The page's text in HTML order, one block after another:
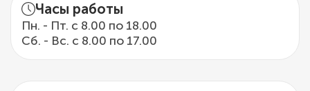
Часы работы
Пн. - Пт. с 8.00 по 18.00
Сб. - Вс. с 8.00 по 17.00